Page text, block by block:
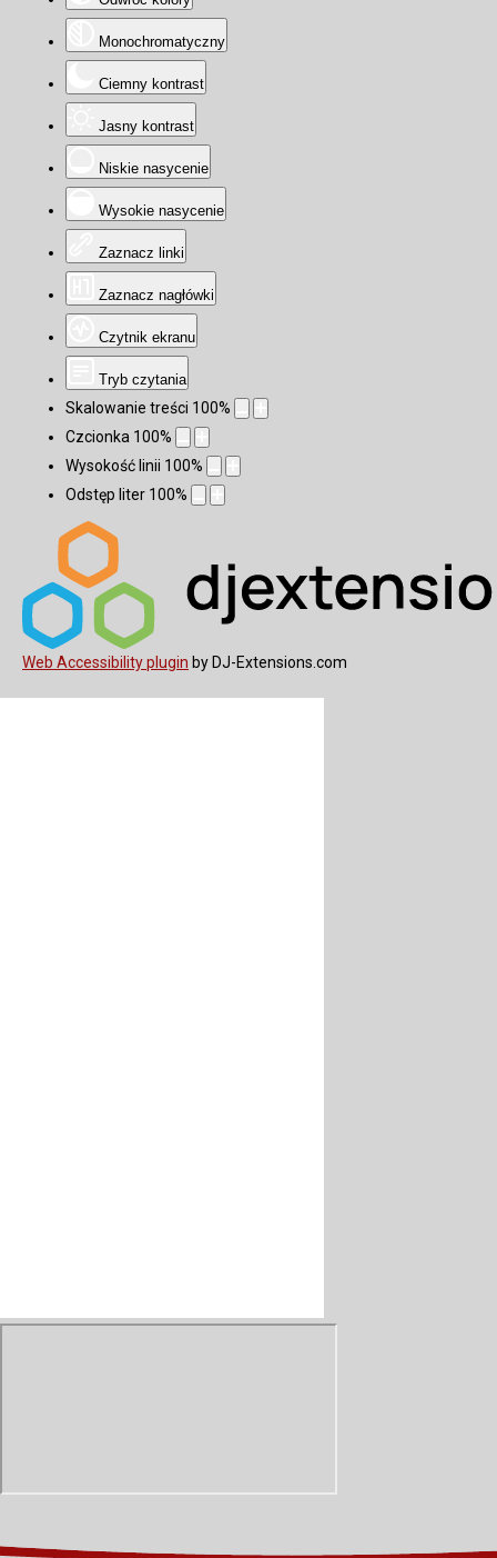
Monochromatyczny
Ciemny kontrast
Jasny kontrast
Niskie nasycenie
Wysokie nasycenie
Zaznacz linki
Zaznacz nagłówki
Czytnik ekranu
Tryb czytania
Skalowanie treści 100%
Czcionka 100%
Wysokość linii 100%
Odstęp liter 100%
Web Accessibility plugin by DJ-Extensions.com